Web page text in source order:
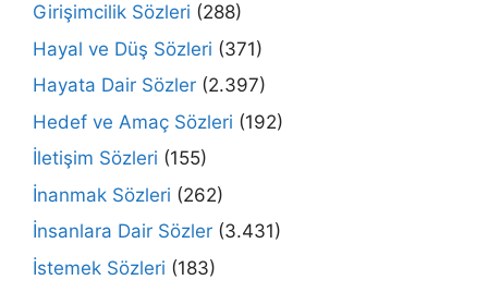
Girişimcilik Sözleri (288)
Hayal ve Düş Sözleri (371)
Hayata Dair Sözler (2.397)
Hedef ve Amaç Sözleri (192)
İletişim Sözleri (155)
İnanmak Sözleri (262)
İnsanlara Dair Sözler (3.431)
İstemek Sözleri (183)